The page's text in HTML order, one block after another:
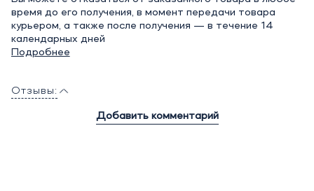
время до его получения, в момент передачи товара
курьером, а также после получения — в течение 14
календарных дней
Подробнее
Отзывы:
Добавить комментарий